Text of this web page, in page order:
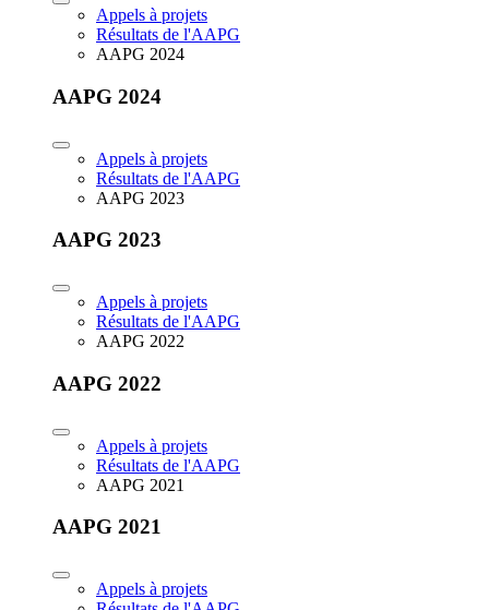
Appels à projets
Résultats de l'AAPG
AAPG 2024
AAPG 2024
Appels à projets
Résultats de l'AAPG
AAPG 2023
AAPG 2023
Appels à projets
Résultats de l'AAPG
AAPG 2022
AAPG 2022
Appels à projets
Résultats de l'AAPG
AAPG 2021
AAPG 2021
Appels à projets